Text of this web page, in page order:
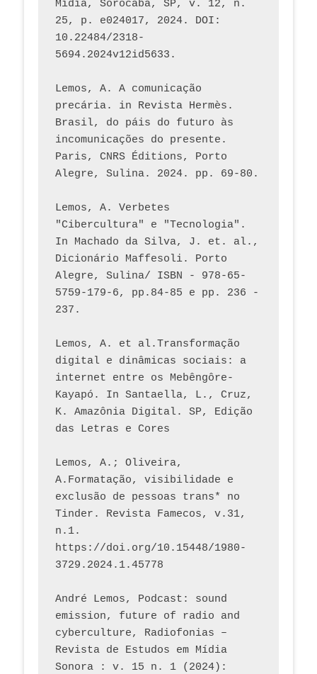
Mídia, Sorocaba, SP, v. 12, n.
25, p. e024017, 2024. DOI:
10.22484/2318-
5694.2024v12id5633.
Lemos, A. A comunicação
precária. in Revista Hermès.
Brasil, do páis do futuro às
incomunicações do presente.
Paris, CNRS Éditions, Porto
Lemos, A. Verbetes
"Cibercultura" e "Tecnologia".
In Machado da Silva, J. et. al.,
Dicionário Maffesoli. Porto
Alegre, Sulina/ ISBN - 978-65-
5759-179-6, pp.84-85 e pp. 236 -
237.
Lemos, A. et al.Transformação
digital e dinâmicas sociais: a
internet entre os Mebêngôre-
Kayapó. In Santaella, L., Cruz,
K. Amazônia Digital. SP, Edição
das Letras e Cores
Lemos, A.; Oliveira,
A.Formatação, visibilidade e
exclusão de pessoas trans* no
Tinder. Revista Famecos, v.31,
n.1.
https://doi.org/10.15448/1980-
3729.2024.1.45778
André Lemos, Podcast: sound
emission, future of radio and
cyberculture, Radiofonias –
Revista de Estudos em Mídia
Sonora : v. 15 n. 1 (2024):